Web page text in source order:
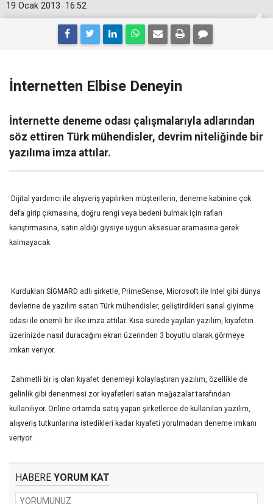
16:52
19 Ocak 2013
İnternetten Elbise Deneyin
İnternette deneme odası çalışmalarıyla adlarından
söz ettiren Türk mühendisler, devrim niteliğinde bir
yazılıma imza attılar.
Dijital yardımcı ile alışveriş yapılırken müşterilerin, deneme kabinine çok
defa girip çıkmasına, doğru rengi veya bedeni bulmak için rafları
karıştırmasına, satın aldığı giysiye uygun aksesuar aramasına gerek
kalmayacak.
Kurdukları SİGMARD adlı şirketle, PrimeSense, Microsoft ile Intel gibi dünya
devlerine de yazılım satan Türk mühendisler, geliştirdikleri sanal giyinme
odası ile önemli bir ilke imza attılar. Kısa sürede yayılan yazılım, kıyafetin
üzerinizde nasıl duracağını ekran üzerinden 3 boyutlu olarak görmeye
imkan veriyor.
Zahmetli bir iş olan kıyafet denemeyi kolaylaştıran yazılım, özellikle de
gelinlik gibi denenmesi zor kıyafetleri satan mağazalar tarafından
kullanılıyor. Online ortamda satış yapan şirketlerce de kullanılan yazılım,
alışveriş tutkunlarına istedikleri kadar kıyafeti yorulmadan deneme imkanı
veriyor.
HABERE YORUM KAT